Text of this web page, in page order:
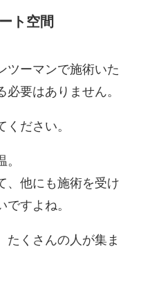
ト空間
ツーマンで施術いた
要はありません。
ださい。
、他にも施術を受け
すよね。
たくさんの人が集ま